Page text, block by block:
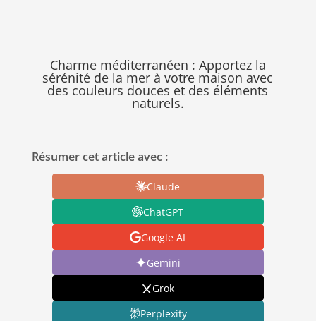
Charme méditerranéen : Apportez la
sérénité de la mer à votre maison avec
des couleurs douces et des éléments
naturels.
Résumer cet article avec :
Claude
ChatGPT
Google AI
Gemini
Grok
Perplexity